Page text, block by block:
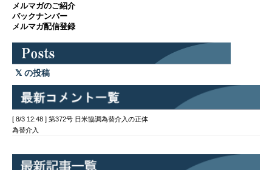
メルマガのご紹介
バックナンバー
メルマガ配信登録
の投稿
[ 8/3 12:48 ] 第372号 日米協調為替介入の正体
為替介入